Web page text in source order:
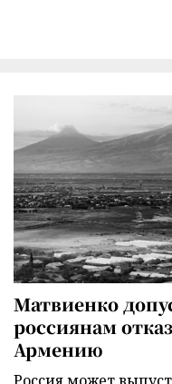
Матвиенко
россиянам
Армению